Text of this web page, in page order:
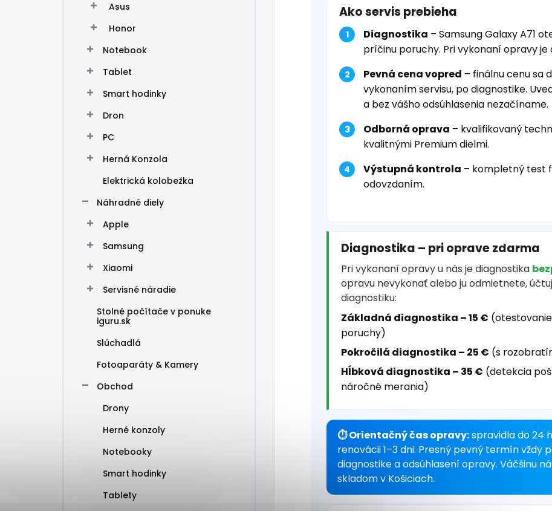
Asus
Honor
Notebook
Tablet
Smart hodinky
Dron
PC
Herná Konzola
Elektrická kolobežka
Náhradné diely
Apple
Samsung
Xiaomi
Servisné náradie
Stolné počítače v ponuke
iguru.sk
Slúchadlá
Fotoaparáty & Kamery
Obchod
Drony
Herné konzoly
Notebooky
Smart hodinky
Tablety
Ako servis prebieha
Diagnostika – Samsung Galaxy A71
príčinu poruchy. Pri vykonaní opravy je
Pevná cena vopred – finálnu cenu sa
vykonaním servisu, po diagnostike.
a bez vášho odsúhlasenia nezačíname.
Odborná oprava – kvalifikovaný
kvalitnými Premium dielmi.
Výstupná kontrola – kompletný test
odovzdaním.
Diagnostika – pri oprave zdarma
Pri vykonaní opravy u nás je diagnostika
opravu nevykonať alebo ju odmietnete,
diagnostiku:
Základná diagnostika – 15 €
poruchy)
Pokročilá diagnostika – 25 € (s
Hĺbková diagnostika – 35 € (detekcia
náročné merania)
⏱ Orientačný čas opravy:spravidla do 24
renovácii 1–3 dni. Presný pevný termín vždy
diagnostike a odsúhlasení opravy. Väčšinu
skladom v Košiciach.